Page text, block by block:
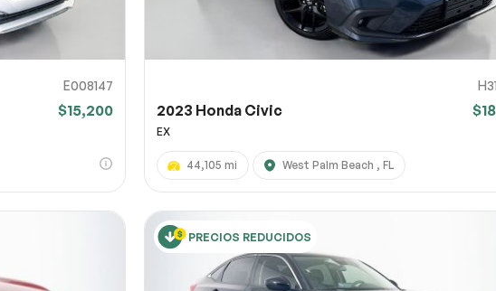
E008147
$15,200 2023 Honda Civic
EX
44,105 mi West Palm Beach , FL
PRECIOS REDUCIDOS